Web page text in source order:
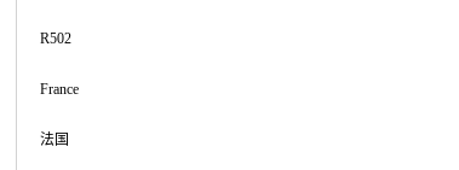
R502
France
法国